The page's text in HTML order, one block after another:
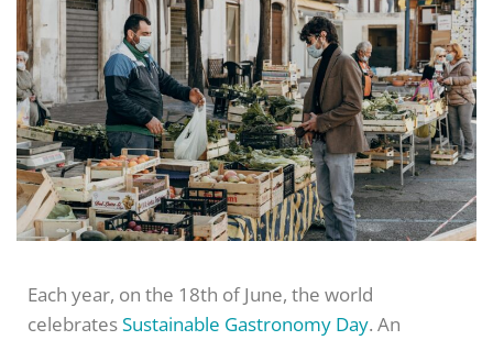
Each year, on the 18th of June, the world
celebratesSustainable Gastronomy Day. An